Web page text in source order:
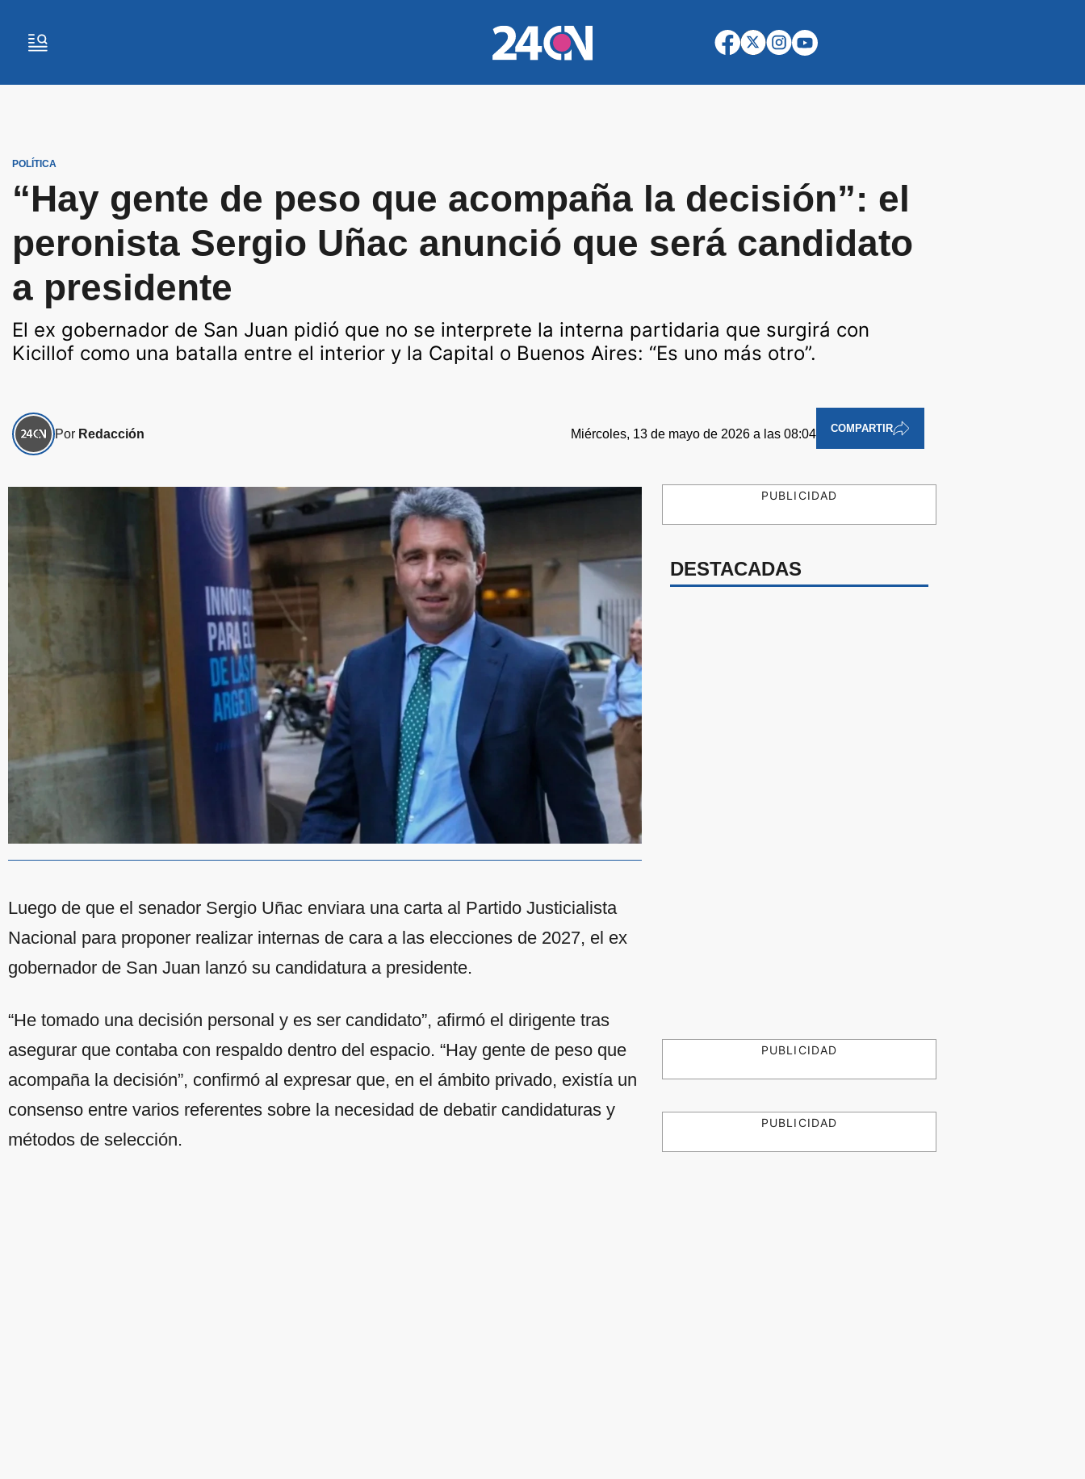
POLÍTICA
“Hay gente de peso que acompaña la decisión”: el
peronista Sergio Uñac anunció que será candidato
a presidente
El ex gobernador de San Juan pidió que no se interprete la interna partidaria que surgirá con
Kicillof como una batalla entre el interior y la Capital o Buenos Aires: “Es uno más otro”.
Por Redacción Miércoles, 13 de mayo de 2026 a las 08:04 COMPARTIR
Luego de que el senador Sergio Uñac enviara una carta al Partido Justicialista
Nacional para proponer realizar internas de cara a las elecciones de 2027, el ex
gobernador de San Juan lanzó su candidatura a presidente.
“He tomado una decisión personal y es ser candidato”, afirmó el dirigente tras
asegurar que contaba con respaldo dentro del espacio. “Hay gente de peso que
acompaña la decisión”, confirmó al expresar que, en el ámbito privado, existía un
consenso entre varios referentes sobre la necesidad de debatir candidaturas y
métodos de selección.
PUBLICIDAD
DESTACADAS
PUBLICIDAD
PUBLICIDAD